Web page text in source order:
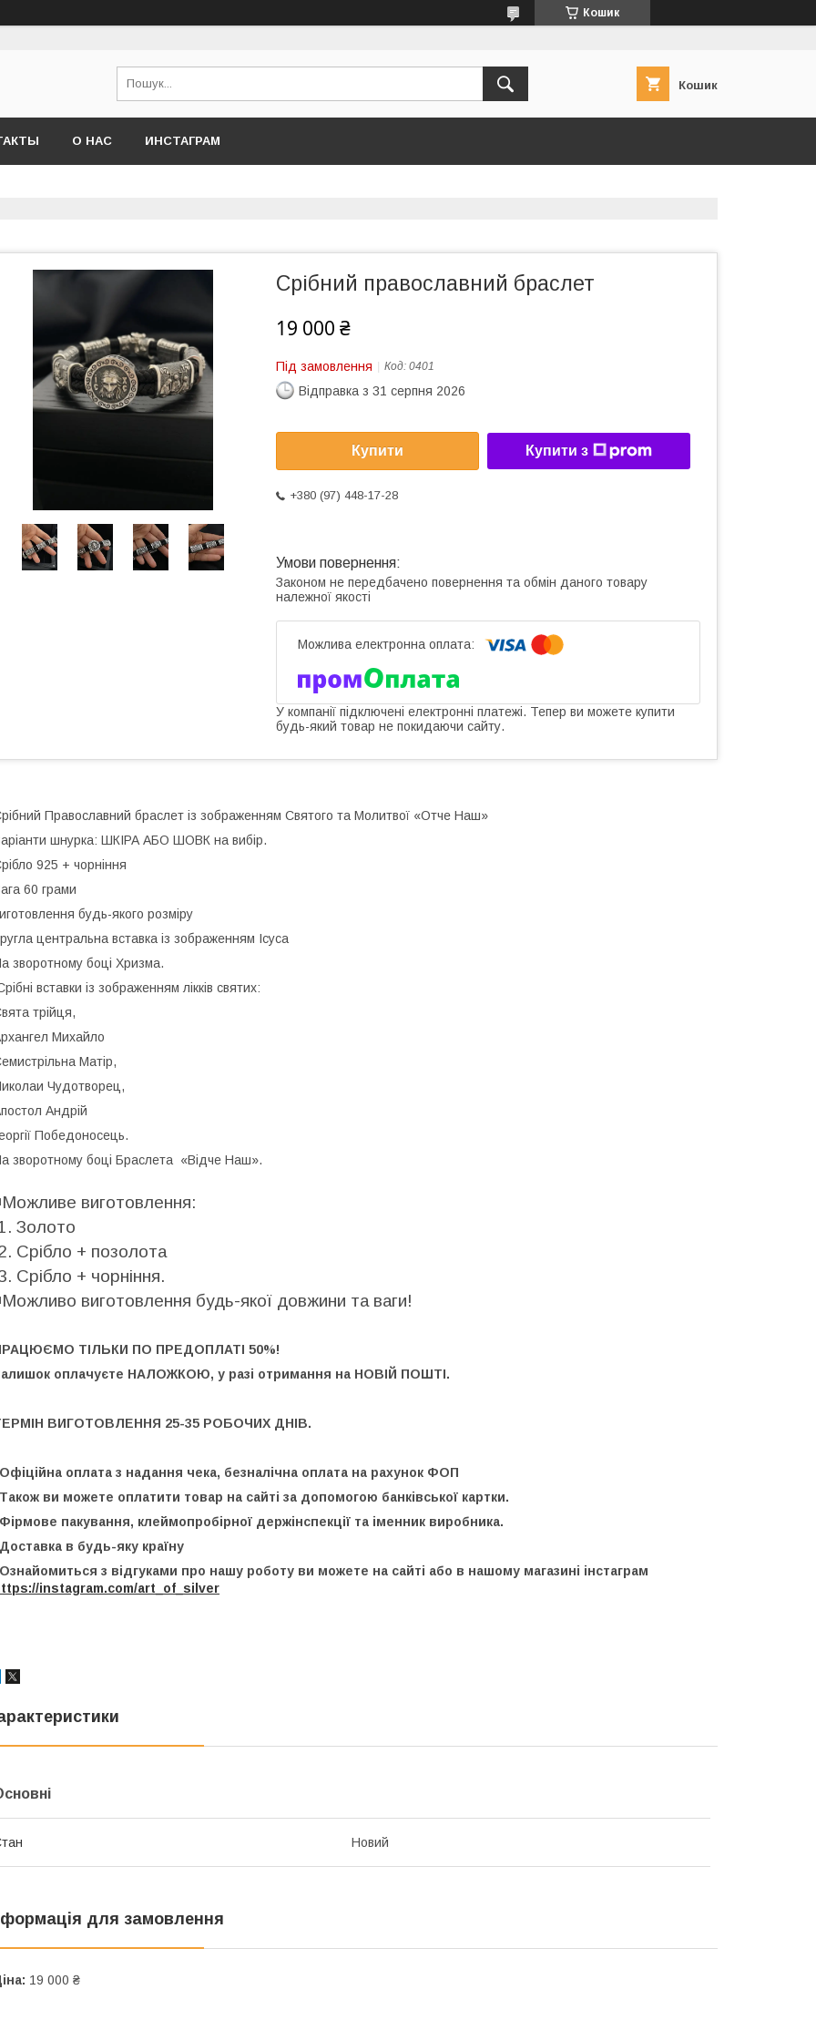
Кошик
Кошик
О НАС ИНСТАГРАМ
Срібний православний браслет
19 000 ₴
Під замовлення Код: 0401
Відправка з 31 серпня 2026
Купити Купити з
+380 (97) 448-17-28
Законом не передбачено повернення та обмін даного товару
належної якості
У компанії підключені електронні платежі. Тепер ви можете купити
будь-який товар не покидаючи сайту.
Православний браслет із зображенням Святого та Молитвої «Отче Наш»
шнурка: ШКІРА АБО ШОВК на вибір.
925 + чорніння
60 грами
будь-якого розміру
центральна вставка із зображенням Ісуса
зворотному боці Хризма.
вставки із зображенням лікків святих:
трійця,
Михайло
Матір,
Чудотворец,
Андрій
Победоносець.
зворотному боці Браслета «Відче Наш».
виготовлення:
Золото
Срібло + позолота
Срібло + чорніння.
Можливо виготовлення будь-якої довжини та ваги!
ТІЛЬКИ ПО ПРЕДОПЛАТІ 50%!
оплачуєте НАЛОЖКОЮ, у разі отримання на НОВІЙ ПОШТІ.
ВИГОТОВЛЕННЯ 25-35 РОБОЧИХ ДНІВ.
оплата з надання чека, безналічна оплата на рахунок ФОП
ви можете оплатити товар на сайті за допомогою банківської картки.
пакування, клеймопробірної держінспекції та іменник виробника.
в будь-яку країну
з відгуками про нашу роботу ви можете на сайті або в нашому магазині інстаграм
instagram.com/art_of_silver
Новий
для замовлення
19 000 ₴